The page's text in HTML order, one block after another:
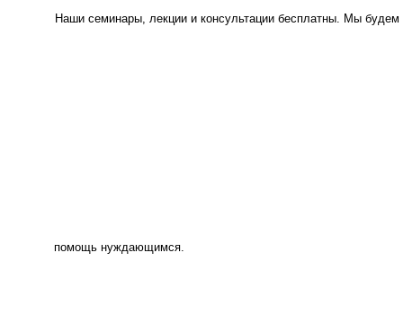
Наши семинары, лекции и консультации бесплатны. Мы
помощь нуждающимся.